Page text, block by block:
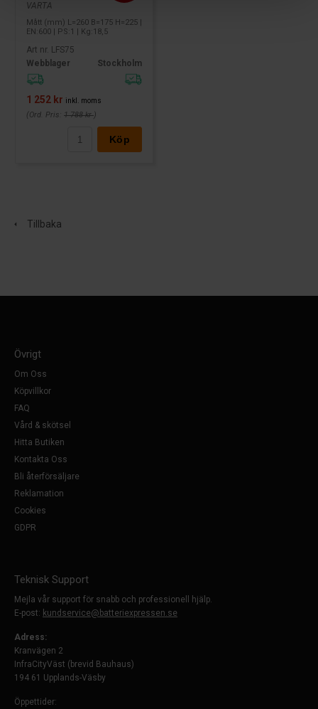
VARTA
Mått (mm) L=260 B=175 H=225 |
EN:600 | PS:1 | Kg:18,5
Art nr. LFS75
Webblager
Stockholm
1 252 kr inkl. moms
(Ord. Pris: 1 788 kr)
Köp
Tillbaka
Övrigt
Om Oss
Köpvillkor
FAQ
Vård & skötsel
Hitta Butiken
Kontakta Oss
Bli återförsäljare
Reklamation
Cookies
GDPR
Teknisk Support
Mejla vår support för snabb och professionell hjälp.
E-post: kundservice@batteriexpressen.se
Adress:
Kranvägen 2
InfraCityVäst (brevid Bauhaus)
194 61 Upplands-Väsby
Öppettider: